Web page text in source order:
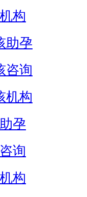
构
助孕
咨询
机构
孕
询
构